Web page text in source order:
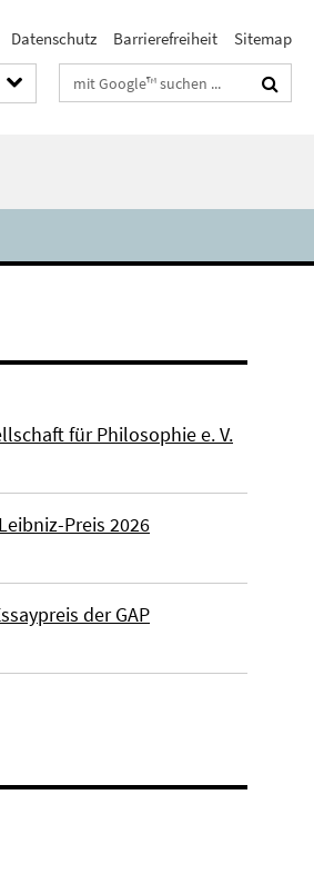
Datenschutz Barrierefreiheit Sitemap
Suchbegriffe
für Philosophie e. V.
Preis 2026
der GAP